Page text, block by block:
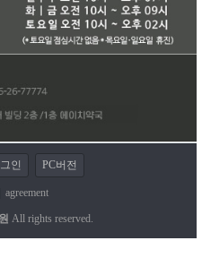
인 PC버전
agreement
All rights reserved.